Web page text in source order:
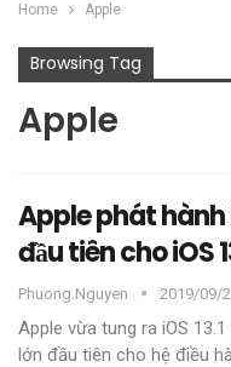
Home Apple
Browsing Tag
Apple
Apple phát hành
đầu tiên cho iOS
Phuong.nguyen 2019/09/
Apple vừa tung ra iOS
lớn đầu tiên cho hệ điều